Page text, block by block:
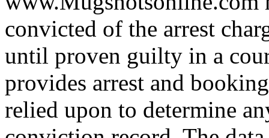
convicted of the arrest
until proven guilty in a
provides arrest and
relied upon to determine